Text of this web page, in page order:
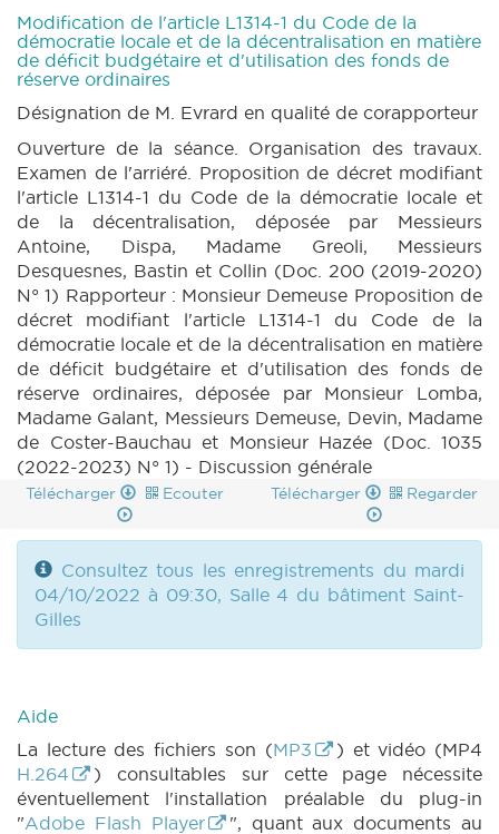
Modification de l'article L1314-1 du Code de la
démocratie locale et de la décentralisation en matière
de déficit budgétaire et d'utilisation des fonds de
réserve ordinaires
Désignation de M. Evrard en qualité de corapporteur
Ouverture de la séance. Organisation des travaux.
Examen de l'arriéré. Proposition de décret modifiant
l'article L1314-1 du Code de la démocratie locale et
de la décentralisation, déposée par Messieurs
Antoine, Dispa, Madame Greoli, Messieurs
Desquesnes, Bastin et Collin (Doc. 200 (2019-2020)
N° 1) Rapporteur : Monsieur Demeuse Proposition de
décret modifiant l'article L1314-1 du Code de la
démocratie locale et de la décentralisation en matière
de déficit budgétaire et d'utilisation des fonds de
réserve ordinaires, déposée par Monsieur Lomba,
Madame Galant, Messieurs Demeuse, Devin, Madame
de Coster-Bauchau et Monsieur Hazée (Doc. 1035
(2022-2023) N° 1) - Discussion générale
Télécharger Ecouter Télécharger Regarder
Consultez tous les enregistrements du mardi
04/10/2022 à 09:30, Salle 4 du bâtiment Saint-
Gilles
Aide
La lecture des fichiers son (MP3
) et vidéo (MP4
H.264
) consultables sur cette page nécessite
éventuellement l'installation préalable du plug-in
"Adobe Flash Player ", quant aux documents au